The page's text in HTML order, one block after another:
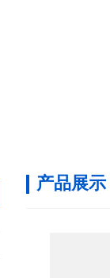
产品展示